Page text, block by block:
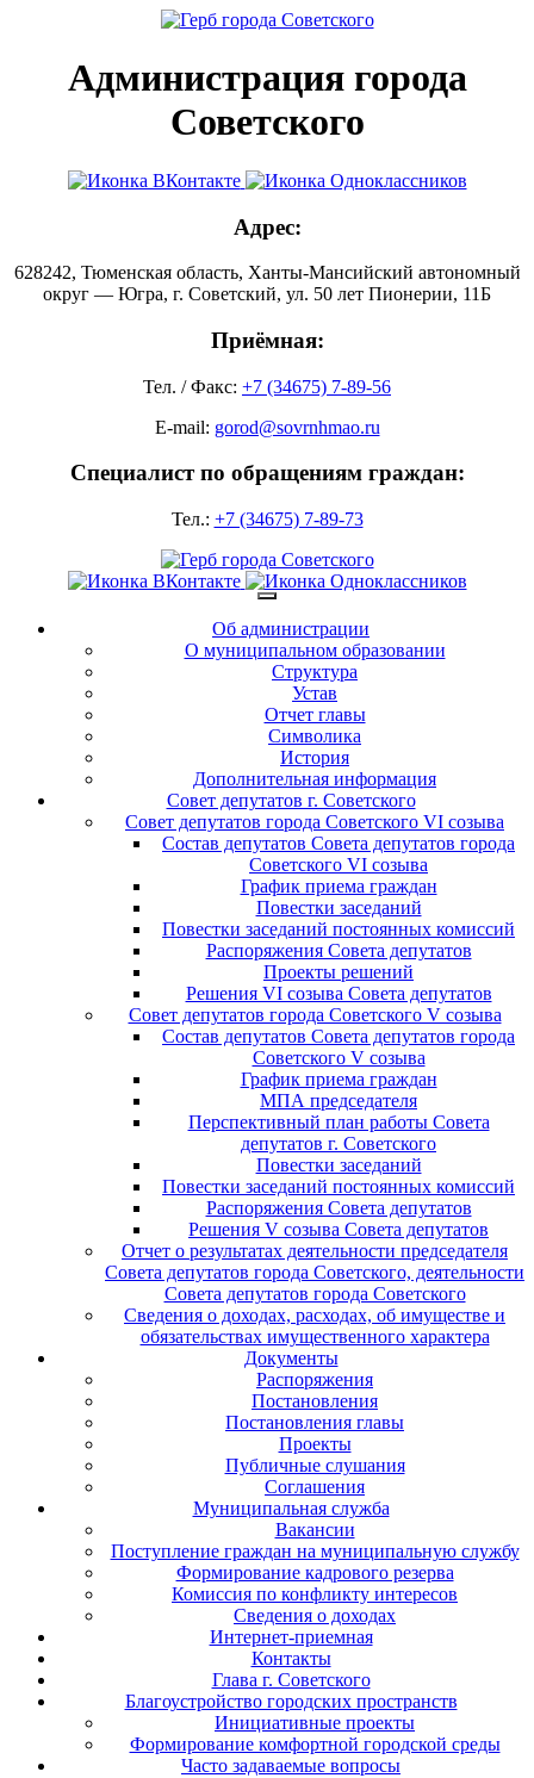
Администрация города
Советского
Адрес:
628242, Тюменская область, Ханты-Мансийский автономный
округ — Югра, г. Советский, ул. 50 лет Пионерии, 11Б
Приёмная:
Тел. / Факс: +7 (34675) 7-89-56
E-mail: gorod@sovrnhmao.ru
Специалист по обращениям граждан:
Тел.: +7 (34675) 7-89-73
Об администрации
О муниципальном образовании
Структура
Устав
Отчет главы
Символика
История
Дополнительная информация
Совет депутатов г. Советского
Совет депутатов города Советского VI созыва
Состав депутатов Совета депутатов города
Советского VI созыва
График приема граждан
Повестки заседаний
Повестки заседаний постоянных комиссий
Распоряжения Совета депутатов
Проекты решений
Решения VI созыва Совета депутатов
Совет депутатов города Советского V созыва
Состав депутатов Совета депутатов города
Советского V созыва
График приема граждан
МПА председателя
Перспективный план работы Совета
депутатов г. Советского
Повестки заседаний
Повестки заседаний постоянных комиссий
Распоряжения Совета депутатов
Решения V созыва Совета депутатов
Отчет о результатах деятельности председателя
Совета депутатов города Советского, деятельности
Совета депутатов города Советского
Сведения о доходах, расходах, об имуществе и
обязательствах имущественного характера
Документы
Распоряжения
Постановления
Постановления главы
Проекты
Публичные слушания
Соглашения
Муниципальная служба
Вакансии
Поступление граждан на муниципальную службу
Формирование кадрового резерва
Комиссия по конфликту интересов
Сведения о доходах
Интернет-приемная
Контакты
Глава г. Советского
Благоустройство городских пространств
Инициативные проекты
Формирование комфортной городской среды
Часто задаваемые вопросы